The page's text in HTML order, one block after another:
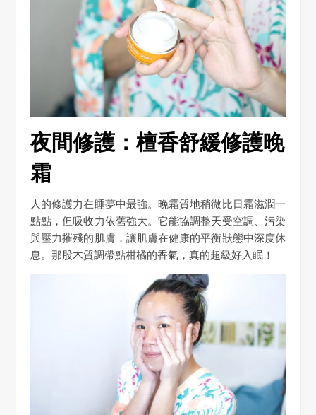
夜間修護：檀香舒緩修護晚
霜
人的修護力在睡夢中最強。晚霜質地稍微比日霜滋潤一
點點，但吸收力依舊強大。它能協調整天受空調、污染
與壓力摧殘的肌膚，讓肌膚在健康的平衡狀態中深度休
息。那股木質調帶點柑橘的香氣，真的超級好入眠！